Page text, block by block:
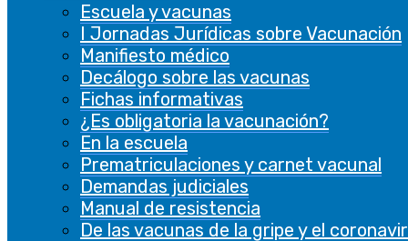
Escuela y vacunas
I Jornadas Jurídicas sobre Vacunación
Manifiesto médico
Decálogo sobre las vacunas
Fichas informativas
¿Es obligatoria la vacunación?
En la escuela
Prematriculaciones y carnet vacunal
Demandas judiciales
Manual de resistencia
De las vacunas de la gripe y el
Primum Non Nocere 19